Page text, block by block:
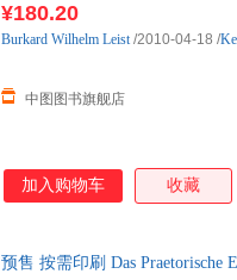
¥180.20
中图图书旗舰店
Burkard Wilhelm Leist/2010-04-18 /
加入购物车 收藏
预售 按需印刷 Das Praetorische